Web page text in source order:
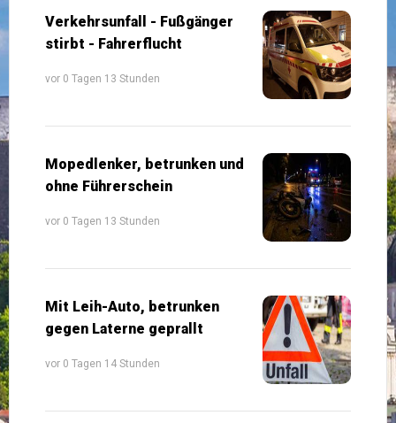
Verkehrsunfall - Fußgänger
stirbt - Fahrerflucht
vor 0 Tagen 13 Stunden
Mopedlenker, betrunken und
ohne Führerschein
vor 0 Tagen 13 Stunden
Mit Leih-Auto, betrunken
gegen Laterne geprallt
vor 0 Tagen 14 Stunden